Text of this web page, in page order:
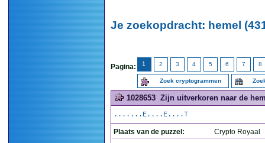
Je zoekopdracht: hemel
Pagina: 1 2 3 4 5 6 7 8
Zoek cryptogrammen
1028653 Zijn uitverkoren naar de
.......E....E....T
Plaats van de puzzel:
Crypto Royaal